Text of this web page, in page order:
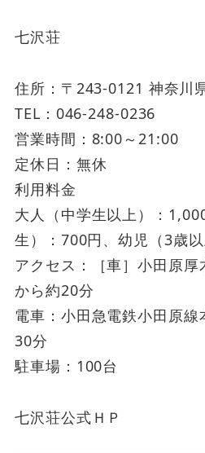
七沢荘
住所：〒243-0121 神奈川
TEL：046-248-0236
営業時間：8:00～21:00
定休日：無休
利用料金
大人（中学生以上）：
生）：700円、幼児（3歳
アクセス：［車］小田原
から約20分
電車：小田急電鉄小田原
30分
駐車場：100台
七沢荘公式ＨＰ